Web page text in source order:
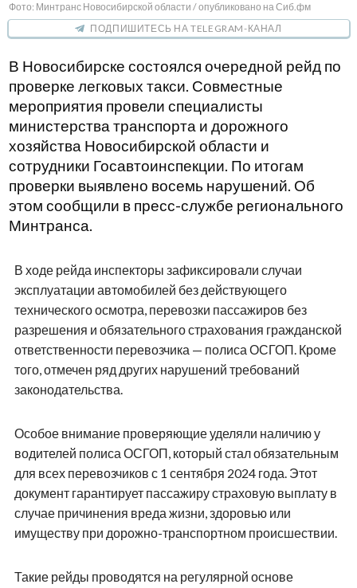
Фото: Минтранс Новосибирской области / опубликовано на Сиб.фм
ПОДПИШИТЕСЬ НА TELEGRAM-КАНАЛ
В Новосибирске состоялся очередной рейд по
проверке легковых такси. Совместные
мероприятия провели специалисты
министерства транспорта и дорожного
хозяйства Новосибирской области и
сотрудники Госавтоинспекции. По итогам
проверки выявлено восемь нарушений. Об
этом сообщили в пресс-службе регионального
Минтранса.
В ходе рейда инспекторы зафиксировали случаи
эксплуатации автомобилей без действующего
технического осмотра, перевозки пассажиров без
разрешения и обязательного страхования гражданской
ответственности перевозчика — полиса ОСГОП. Кроме
того, отмечен ряд других нарушений требований
законодательства.
Особое внимание проверяющие уделяли наличию у
водителей полиса ОСГОП, который стал обязательным
для всех перевозчиков с 1 сентября 2024 года. Этот
документ гарантирует пассажиру страховую выплату в
случае причинения вреда жизни, здоровью или
имуществу при дорожно-транспортном происшествии.
Такие рейды проводятся на регулярной основе